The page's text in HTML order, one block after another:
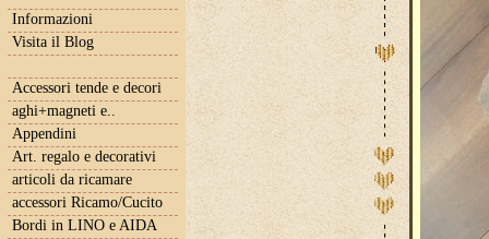
Informazioni
Visita il Blog
Accessori tende e decori
aghi+magneti e..
Appendini
Art. regalo e decorativi
articoli da ricamare
accessori Ricamo/Cucito
Bordi in LINO e AIDA